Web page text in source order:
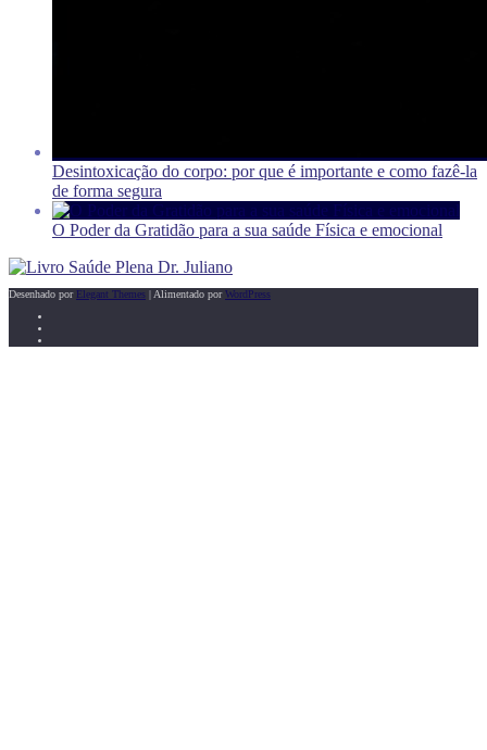
Desintoxicação do corpo: por que é importante e como fazê-la
de forma segura
O Poder da Gratidão para a sua saúde Física e emocional
Desenhado por Elegant Themes | Alimentado porWordPress